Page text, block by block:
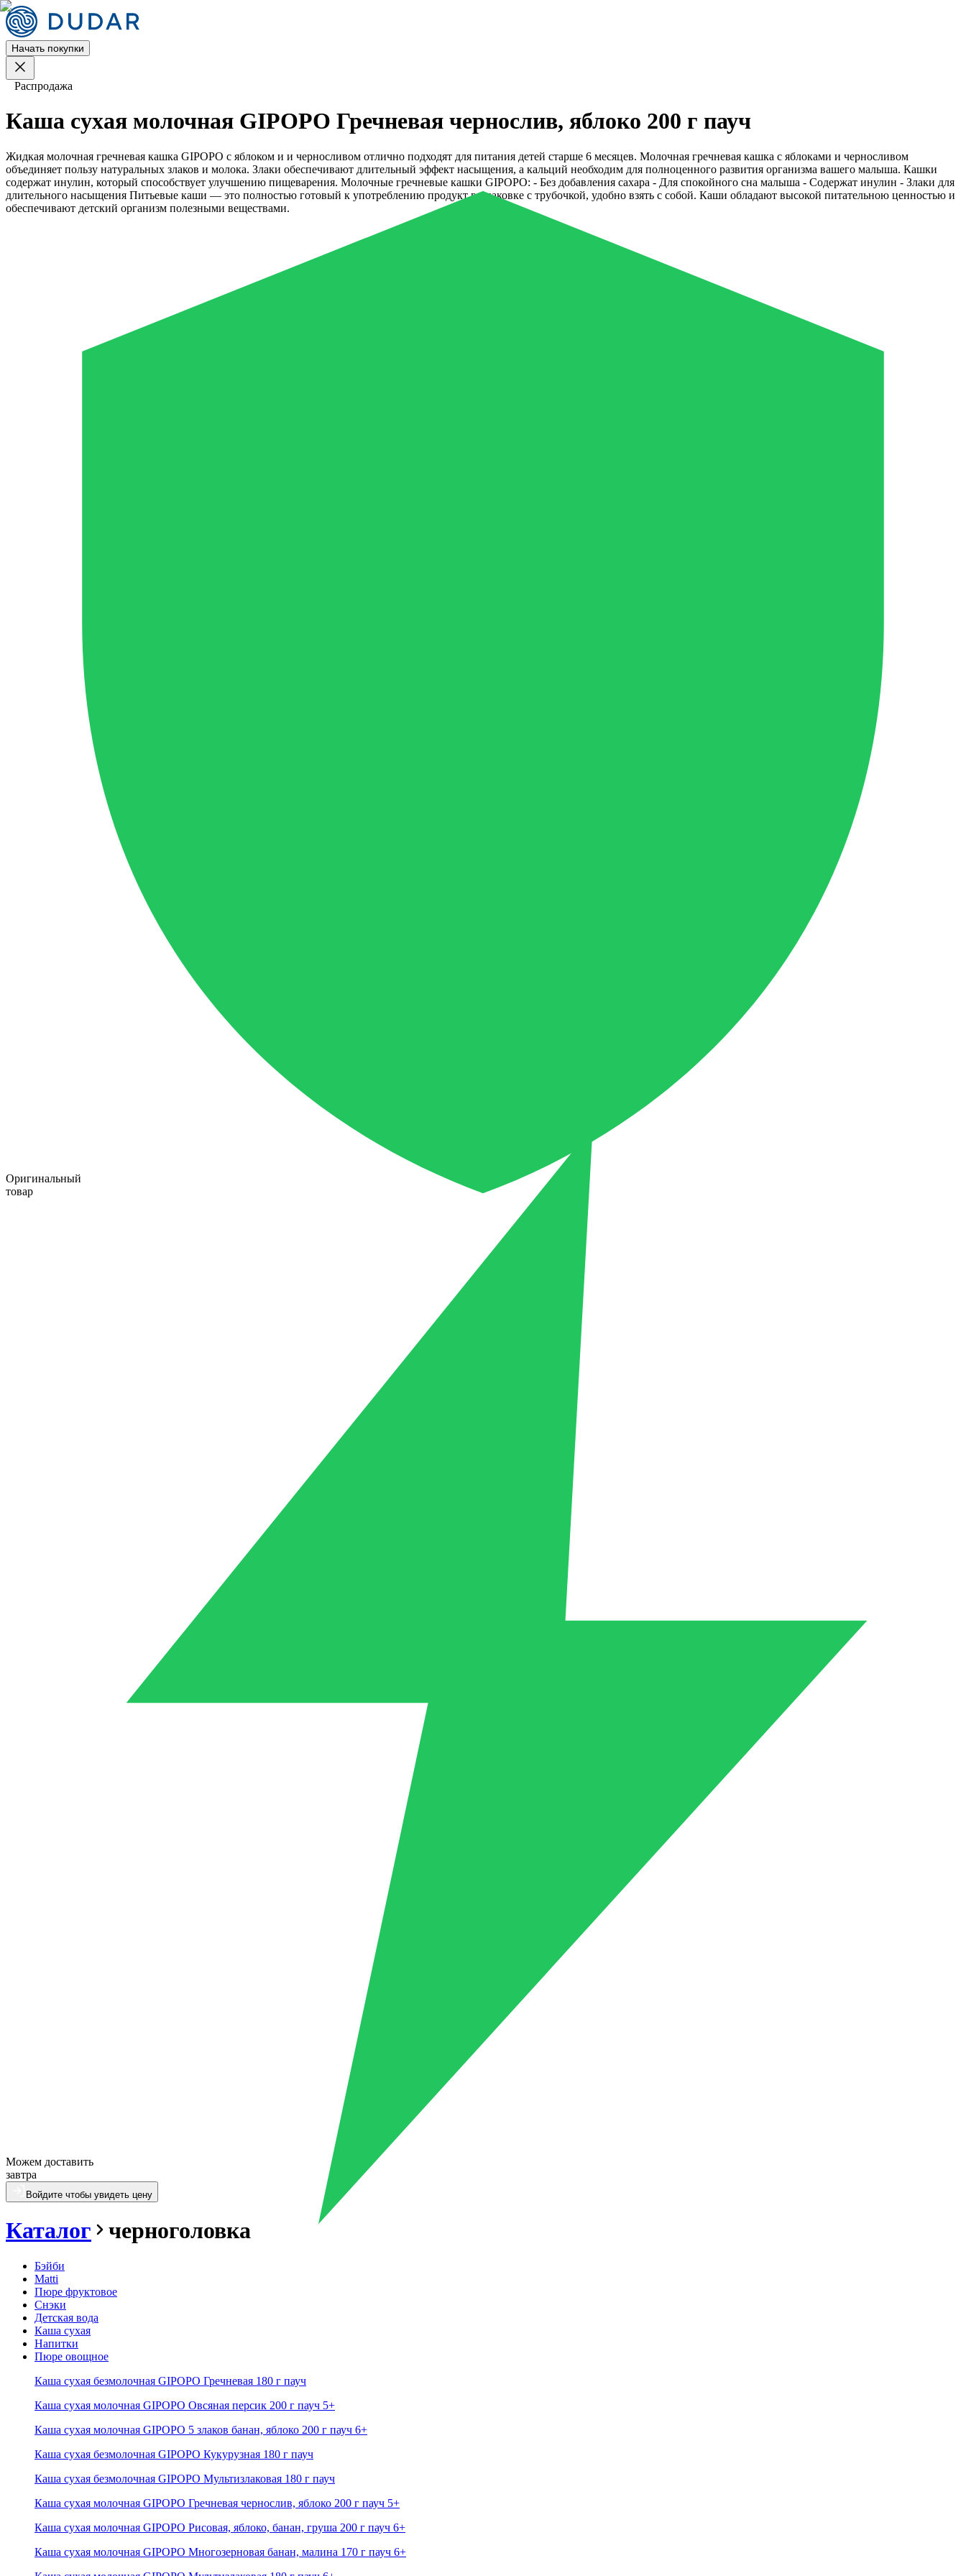
Начать покупки
Распродажа
Каша сухая молочная GIPOPO Гречневая чернослив, яблоко 200 г пауч
Жидкая молочная гречневая кашка GIPOPO с яблоком и и черносливом отлично подходят для питания детей старше 6 месяцев. Молочная гречневая кашка с яблоками и черносливом
объединяет пользу натуральных злаков и молока. Злаки обеспечивают длительный эффект насыщения, а кальций необходим для полноценного развития организма вашего малыша. Кашки
содержат инулин, который способствует улучшению пищеварения. Молочные гречневые кашки GIPOPO: - Без добавления сахара - Для спокойного сна малыша - Содержат инулин - Злаки для
длительного насыщения Питьевые каши — это полностью готовый к употреблению продукт в упаковке с трубочкой, удобно взять с собой. Каши обладают высокой питательною ценностью и
обеспечивают детский организм полезными веществами.
Оригинальный
товар
Можем доставить
завтра
Войдите чтобы увидеть цену
Каталог черноголовка
Бэйби
Matti
Пюре фруктовое
Снэки
Детская вода
Каша сухая
Напитки
Пюре овощное
Каша сухая безмолочная GIPOPO Гречневая 180 г пауч
Каша сухая молочная GIPOPO Овсяная персик 200 г пауч 5+
Каша сухая молочная GIPOPO 5 злаков банан, яблоко 200 г пауч 6+
Каша сухая безмолочная GIPOPO Кукурузная 180 г пауч
Каша сухая безмолочная GIPOPO Мультизлаковая 180 г пауч
Каша сухая молочная GIPOPO Гречневая чернослив, яблоко 200 г пауч 5+
Каша сухая молочная GIPOPO Рисовая, яблоко, банан, груша 200 г пауч 6+
Каша сухая молочная GIPOPO Многозерновая банан, малина 170 г пауч 6+